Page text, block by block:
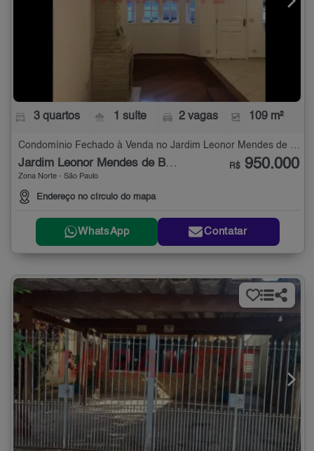
3 quartos 1 suíte 2 vagas 109 m²
Jardim Leonor Mendes de Barros
Zona Norte - São Paulo
Endereço no círculo do mapa
R$ 950.000
WhatsApp Contatar